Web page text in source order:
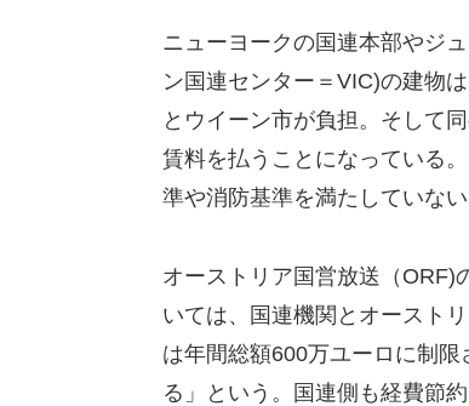
ニューヨークの国連本部やジ
ン国連センター＝VIC)の建物
とウイーン市が負担。そして
賃料を払うことになっている
準や消防基準を満たしていな
オーストリア国営放送（
いては、国連機関とオースト
は年間総額600万ユーロに制
る」という。国連側も経費節